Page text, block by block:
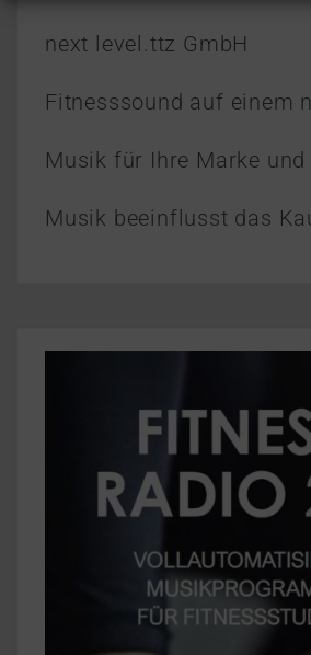
next level.ttz GmbH
Fitnesssound auf einem
Musik für Ihre Marke
Musik beeinflusst das